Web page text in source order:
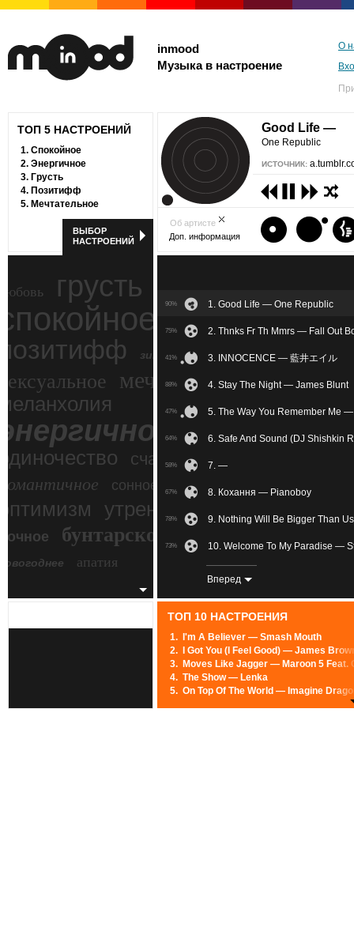
inmood
Музыка в настроение
О
ТОП 5 НАСТРОЕНИЙ
1. Спокойное
2. Энергичное
3. Грусть
4. Позитифф
5. Мечтательное
ВЫБОР
НАСТРОЕНИЙ
грусть
ностальгия
зимний экстрим
мечтательное
счастье
сонное
утреннее злость
бунтарское
беспокойное
апатия
Good Life —
One Republic
ИСТОЧНИК:
Об артисте
Доп. информация
90% 1. Good Life — One Republic
75% 2. Thnks Fr Th Mmrs — Fall Out
41% 3. INNOCENCE — 藍井エイル
88% 4. Stay The Night — James Blunt
47% 5. The Way You Remember Me
64% 6. Safe And Sound (DJ Shishkin
58% 7. —
67% 8. Кохання — Pianoboy
78% 9. Nothing Will Be Bigger Than
73% 10. Welcome To My Paradise —
11. Surrender — Hurts
68% 12. Ho Hey — The Lumineers
87% 14. Get Lucky (Radio Edit) — Daft
45% 15. River Flows In You — Lindsey
38% 16. Kimi Ni Todoke... — MAY'S
Вперед
ТОП 10 НАСТРОЕНИЯ
1.
I'm A Believer — Smash Mouth
2.
I Got You (I Feel Good) — James
3. Moves Like Jagger — Maroon 5 Feat.
4. The Show — Lenka
5. On Top Of The World — Imagine
Accidentally In Love — Counting